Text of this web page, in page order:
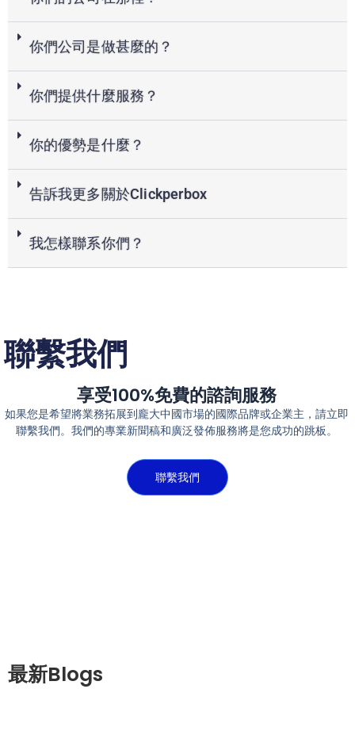
你們公司是做甚麼的？
你們提供什麼服務？
你的優勢是什麼？
告訴我更多關於Clickperbox
我怎樣聯系你們？
聯繫我們
享受100%免費的諮詢服務
如果您是希望將業務拓展到龐大中國市場的國際品牌或企業主，請立即
聯繫我們。我們的專業新聞稿和廣泛發佈服務將是您成功的跳板。
聯繫我們
最新Blogs